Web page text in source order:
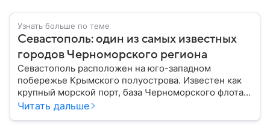
Узнать больше по теме
Севастополь: один из самых известных
городов Черноморского региона
Севастополь расположен на юго-западном
побережье Крымского полуострова. Известен как
крупный морской порт, база Черноморского флота и
город с богатой военной историей, сыгравший
Читать дальше